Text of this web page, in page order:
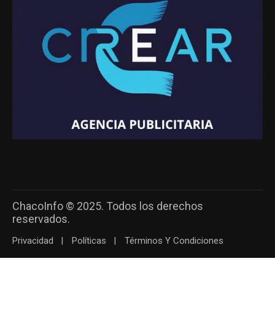
ChacoInfo © 2025. Todos los derechos
reservados.
Privacidad Políticas Términos Y Condiciones